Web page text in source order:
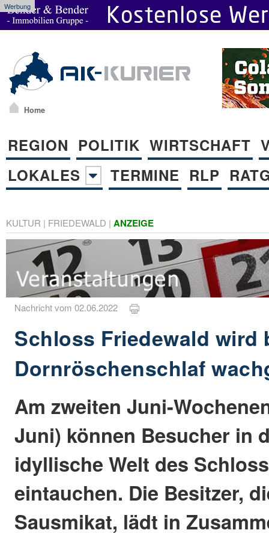
Werbung
Home
REGION POLITIK WIRTSCHAFT
LOKALES
TERMINE RLP
KULTUR | FRIEDEWALD | ANZEIGE
Nachricht vom 02.06.2022
Schloss Friedewald wird
Dornröschenschlaf
Am zweiten Juni-
Juni) können Besucher in
idyllische Welt des
eintauchen. Die Besitzer,
Sausmikat, lädt in